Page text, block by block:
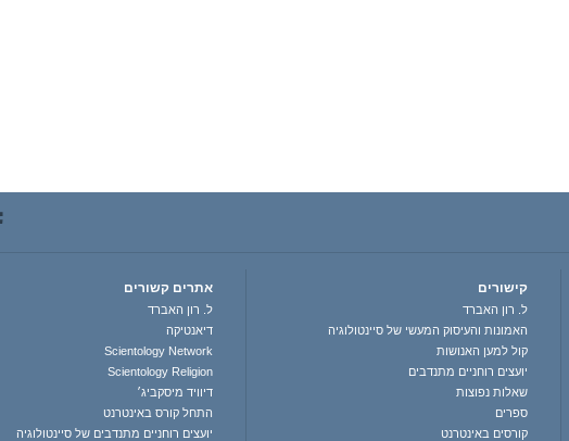
קישורים
ל. רון האברד
האמונות והעיסוק המעשי של סיינטולוגיה
קול למען האנושות
יועצים רוחניים מתנדבים
שאלות נפוצות
ספרים
קורסים באינטרנט
אתרים קשורים
ל. רון האברד
דיאנטיקה
Scientology Network
Scientology Religion
דיוויד מיסקביג׳
התחל קורס באינטרנט
יועצים רוחניים מתנדבים של סיינטולוגיה